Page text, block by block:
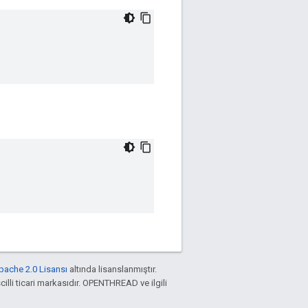
2.0 Lisansı altında lisanslanmıştır.
ticari markasıdır. OPENTHREAD ve ilgili